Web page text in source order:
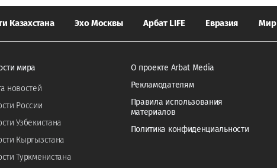
Казахстана Эхо Москвы Арбат LIFE Евразия Мир
мира
новостей
России
Узбекистана
Кыргызстана
Туркменистана
О проекте Arbat Media
Рекламодателям
Правила использования
материалов
Политика конфиденциальности